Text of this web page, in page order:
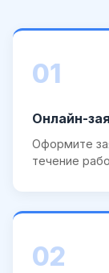
01
Онлайн-
Оформите
течение
02